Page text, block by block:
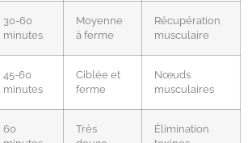
30-60
minutes
Moyenne
à ferme
Récupération
musculaire
45-60
minutes
Ciblée et
ferme
Nœuds
musculaires
60
Très
Élimination